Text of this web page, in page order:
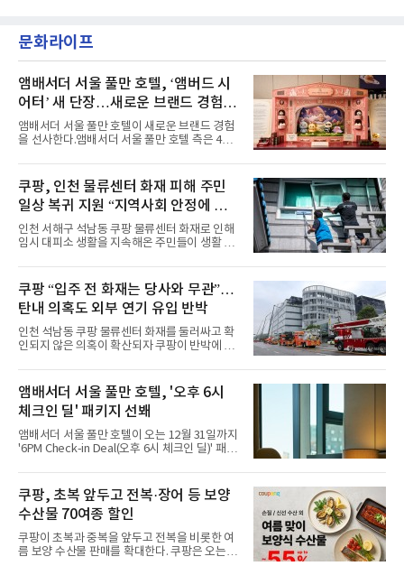
했다. “내 티, 5 bucks 바지는, 만원” 등 멤버들
의 라이프 스타일
MBC '쇼! 음악중심', SBS '인기가요' 등 주요 음
악방송 무대에 올라 화려한 퍼포먼스를 펼쳤다.
력을 앞세워 매 무대 색다른 볼거리를 선사했다.
특히 화사한 파스텔 톤의 비치웨어부터 청량한
마린룩, 햇살 아래 반짝이는 물결을 연상시키는
스커트, 강렬한 붉은 계열의 스타일링까지 각기
다른 매력을 선보였다. 브브걸은 다채로운 여름
패션을 완벽하게 소화하며 보
문화라이프
앰배서더 서울 풀만 호텔, ‘앰버드 시
어터’ 새 단장…새로운 브랜드 경험 선
사
앰배서더 서울 풀만 호텔이 새로운 브랜드 경험
을 선사한다.앰배서더 서울 풀만 호텔 측은 4일
이야기를 담은 인형 극장 콘셉트의 공간 ‘앰버드
시어터(Ambird Theater)’를 새롭게 선보인
다”고 밝혔다.앰배서더 서울 풀만 호텔은 로비
한편에 마련된 앰버드 존을 통해 앰버드의 세계
관을 소개해왔다. 앰버드 존은 앰버드가 우주여
행 중 수집한 다양한 굿즈를 전시한 '앰버드 플래
닛(Ambird Planet)과 계절별 플라워 연출로 사
라 극장을 모티브로 한 데코레이션으로 구성됐
다. 무대 공간 및 티켓 박스
쿠팡, 인천 물류센터 화재 피해 주민
일상 복귀 지원 “지역사회 안정에 총
력”
인천 서해구 석남동 쿠팡 물류센터 화재로 인해
임시 대피소 생활을 지속해온 주민들이 생활 터
필먼트서비스(CFS)가 지난 28일부터 화재 피해
주민을 대상으로 전문 출장 청소서비스 지원에
나섬으로써 본격적인 지역사회 복구 작업이 시
작된 것이다.대피소 주민 중심 청소 접수, 첫날
부터 2가구 지원 완료CFS는 신현초등학교, 신
현북초등학교, 신현여자중학교 등 인천 서해구
관내 임시 대피소 3곳에서 체류해온 화재 피해
민들의 호응 속에 CFS는 즉시 행동에 나섰다. 지
난 28일 오후 전문 청소업체와
쿠팡 “입주 전 화재는 당사와 무관”…
탄내 의혹도 외부 연기 유입 반박
인천 석남동 쿠팡 물류센터 화재를 둘러싸고 확
인되지 않은 의혹이 확산되자 쿠팡이 반박에 나
에 대해서는 외부 화재 연기 유입이라고 설명했
고, 2023년 같은 물류센터에서 발생한 화재에
대해서도 쿠팡 입주 전 공사 과정에서 벌어진 일
이라며 선을 그었다.쿠팡은 21일 인천 물류센터
내부에서 불이 타는 냄새가 났다는 의혹과 관련
해 “사실무근”이라는 입장을 밝혔다.회사 측은
“인근에서 지난 15일 다른 회사에서 발생한 대
것으로 확인됐다”고 설명했다.이어 “정확한 화
재 원인은 추후 조사될
앰배서더 서울 풀만 호텔, '오후 6시
체크인 딜' 패키지 선봬
앰배서더 서울 풀만 호텔이 오는 12월 31일까지
'6PM Check-in Deal(오후 6시 체크인 딜)' 패키
으로 여유로운 저녁 시간부터 호텔 스테이를 시
작할 수 있도록 준비됐다.앰배서더 서울 풀만 호
텔 측은 “퇴근 후 또는 주말 도심 속에서 짧지만
온전한 휴식을 원하는 고객들에게 특별한 경험
을 제공한다”고 밝혔다.패키지는 디럭스와 이그
제큐티브 두 가지 타입으로 구성된다. 디럭스 패
키지는 객실 1박(룸 온리)으로 심플한 호캉스를
쿠팡, 초복 앞두고 전복·장어 등 보양
수산물 70여종 할인
쿠팡이 초복과 중복을 앞두고 전복을 비롯한 여
름 보양 수산물 판매를 확대한다. 쿠팡은 오는